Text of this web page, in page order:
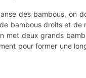
des bambous, on
bambous droits et
met deux grands
pour former une